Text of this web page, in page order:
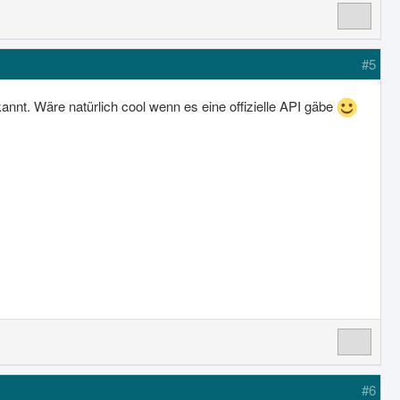
#5
Wäre natürlich cool wenn es eine offizielle API gäbe
#6